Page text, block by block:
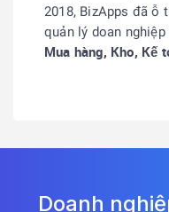
2018, BizApps đã ỗ
quản lý doan
Mua hàng, Kho, Kế
Doanh